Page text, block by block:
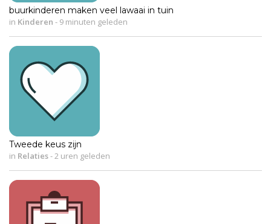
buurkinderen maken veel lawaai in tuin
in Kinderen - 9 minuten geleden
Tweede keus zijn
in Relaties-2 uren geleden